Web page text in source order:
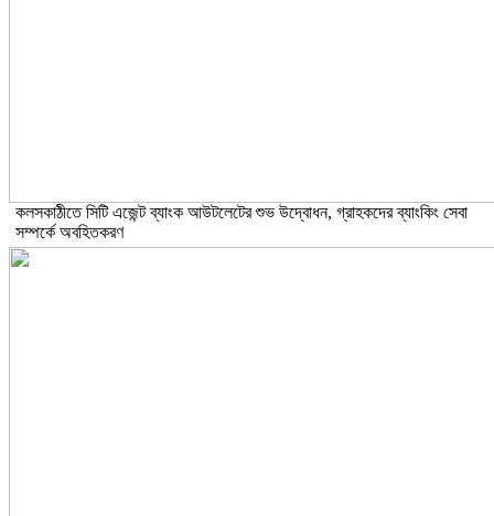
কলসকাঠীতে সিটি এজেন্ট ব্যাংক আউটলেটের শুভ উদ্বোধন, গ্রাহকদের ব্যাংকিং সেবা
সম্পর্কে অবহিতকরণ